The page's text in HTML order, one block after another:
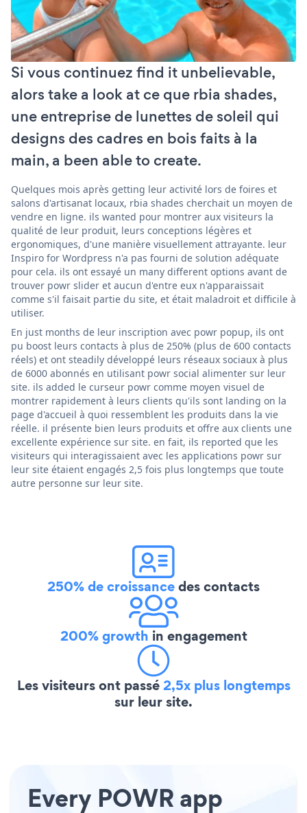
Si vous continuez find it unbelievable,
alors take a look at ce que rbia shades,
une entreprise de lunettes de soleil qui
designs des cadres en bois faits à la
main, a been able to create.
Quelques mois après getting leur activité lors de foires et
salons d'artisanat locaux, rbia shades cherchait un moyen de
vendre en ligne. ils wanted pour montrer aux visiteurs la
qualité de leur produit, leurs conceptions légères et
ergonomiques, d'une manière visuellement attrayante. leur
Inspiro for Wordpress n'a pas fourni de solution adéquate
pour cela. ils ont essayé un many different options avant de
trouver powr slider et aucun d'entre eux n'apparaissait
comme s'il faisait partie du site, et était maladroit et difficile à
utiliser.
En just months de leur inscription avec powr popup, ils ont
pu boost leurs contacts à plus de 250% (plus de 600 contacts
réels) et ont steadily développé leurs réseaux sociaux à plus
de 6000 abonnés en utilisant powr social alimenter sur leur
site. ils added le curseur powr comme moyen visuel de
montrer rapidement à leurs clients qu'ils sont landing on la
page d'accueil à quoi ressemblent les produits dans la vie
réelle. il présente bien leurs produits et offre aux clients une
excellente expérience sur site. en fait, ils reported que les
visiteurs qui interagissaient avec les applications powr sur
leur site étaient engagés 2,5 fois plus longtemps que toute
autre personne sur leur site.
250% de croissancedes contacts
200% growth in engagement
Les visiteurs ont passé2,5x plus longtemps
sur leur site.
Every POWR app